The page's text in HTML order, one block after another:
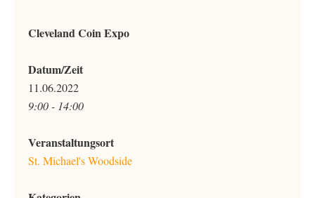
Cleveland Coin Expo
Datum/Zeit
11.06.2022
9:00 - 14:00
Veranstaltungsort
St. Michael's Woodside